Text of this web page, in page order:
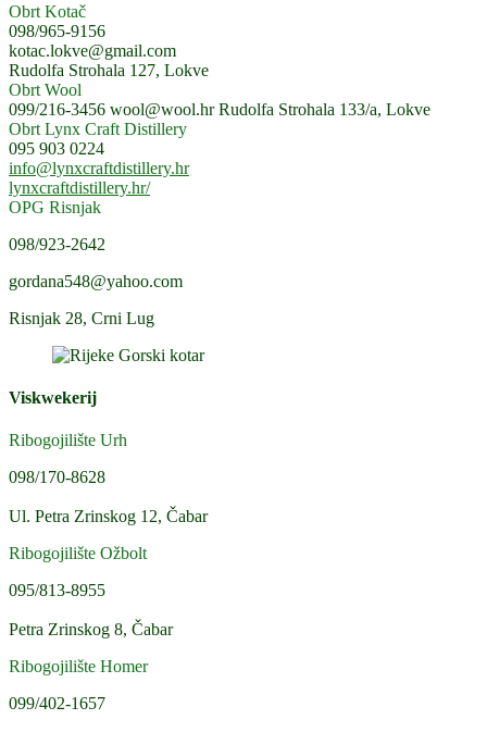
Obrt Kotač
098/965-9156
kotac.lokve@gmail.com
Rudolfa Strohala 127, Lokve
Obrt Wool
099/216-3456 wool@wool.hrRudolfa Strohala 133/a, Lokve
Obrt Lynx Craft Distillery
095 903 0224
info@lynxcraftdistillery.hr
lynxcraftdistillery.hr/
OPG Risnjak
098/923-2642
gordana548@yahoo.com
Risnjak 28, Crni Lug
Viskwekerij
Ribogojilište Urh
098/170-8628
Ul. Petra Zrinskog 12, Čabar
Ribogojilište Ožbolt
095/813-8955
Petra Zrinskog 8, Čabar
Ribogojilište Homer
099/402-1657